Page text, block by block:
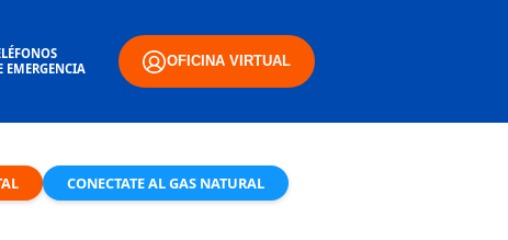
EMERGENCIA
OFICINA VIRTUAL
CONECTATE AL GAS NATURAL